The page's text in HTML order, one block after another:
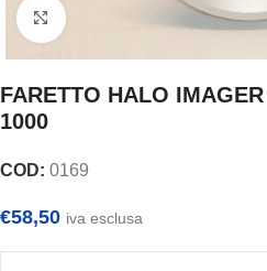
Clicca per ingrandire
FARETTO HALO
1000
COD: 0169
€58,50 iva esclusa